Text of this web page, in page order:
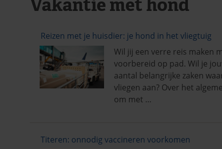
Reizen met je huisdier: je hond in het vliegtuig
Wil jij een verre reis maken
voorbereid op pad. Wil je
aantal belangrijke zaken
vliegen aan? Over het
om met …
Titeren: onnodig vaccineren voorkomen